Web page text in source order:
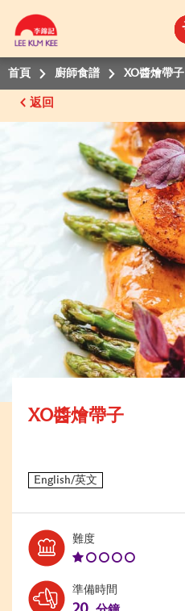
首頁 廚師食譜 XO醬燴帶子
返回
XO醬燴帶子
難度Level:
準備時間